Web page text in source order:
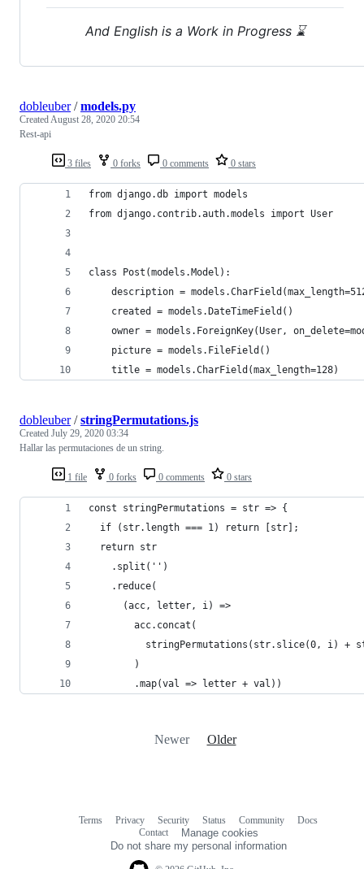
And English is a Work in Progress ⌛
3 files 0 forks 0 comments 0 stars
dobleuber/models.py
CreatedAugust 28, 2020 20:54
Rest-api
from django.db import models
from django.contrib.auth.models import User
class Post(models.Model):
description =
    created = models.DateTimeField()
owner = models.ForeignKey(User,
    picture = models.FileField()
    title = models.CharField(max_length=128)
1 file 0 forks 0 comments 0 stars
dobleuber/stringPermutations.js
Created July 29, 2020 03:34
Hallar las permutaciones de un string.
const stringPermutations = str => {
  if (str.length === 1) return [str];
  return str
    .split('')
    .reduce(
      (acc, letter, i) =>
        acc.concat(
stringPermutations(str.slice(0, i) +
        )
        .map(val => letter + val))
Newer Older
Terms Privacy Security Status Community
Docs
Contact
Manage cookies
Do not share my personal information